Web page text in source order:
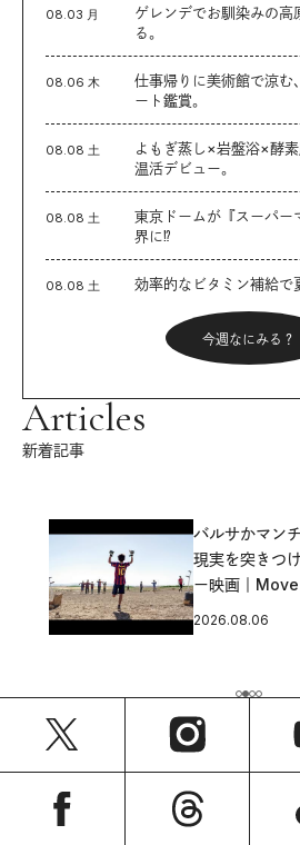
08.03 月
ゲレンデでお馴染みの高
る。
08.06 木
仕事帰りに美術館で涼む
ート鑑賞。
08.08 土
よもぎ蒸し×岩盤浴×酵
温活デビュー。
08.08 土
東京ドームが『スーパー
界に⁉︎
08.08 土 効率的なビタミン補給で
今週なにみる？
Articles
新着記事
バルサかマン
現実を突きつ
ー映画｜
2026.08.06